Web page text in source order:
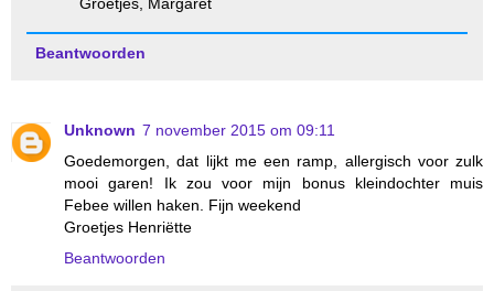
Beantwoorden
Unknown 7 november 2015 om 09:11
Goedemorgen, dat lijkt me een ramp, allergisch voor zulk
mooi garen! Ik zou voor mijn bonus kleindochter muis
Febee willen haken. Fijn weekend
Groetjes Henriëtte
Beantwoorden